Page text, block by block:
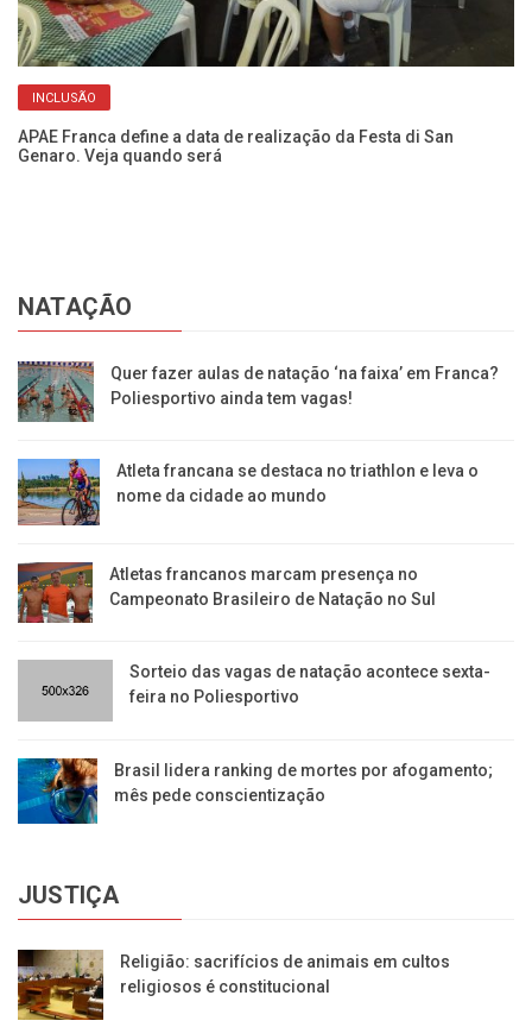
INCLUSÃO
APAE Franca define a data de realização da Festa di San
Genaro. Veja quando será
NATAÇÃO
Quer fazer aulas de natação ‘na faixa’ em Franca?
Poliesportivo ainda tem vagas!
Atleta francana se destaca no triathlon e leva o
nome da cidade ao mundo
Atletas francanos marcam presença no
Campeonato Brasileiro de Natação no Sul
Sorteio das vagas de natação acontece sexta-
feira no Poliesportivo
Brasil lidera ranking de mortes por afogamento;
mês pede conscientização
JUSTIÇA
Religião: sacrifícios de animais em cultos
religiosos é constitucional